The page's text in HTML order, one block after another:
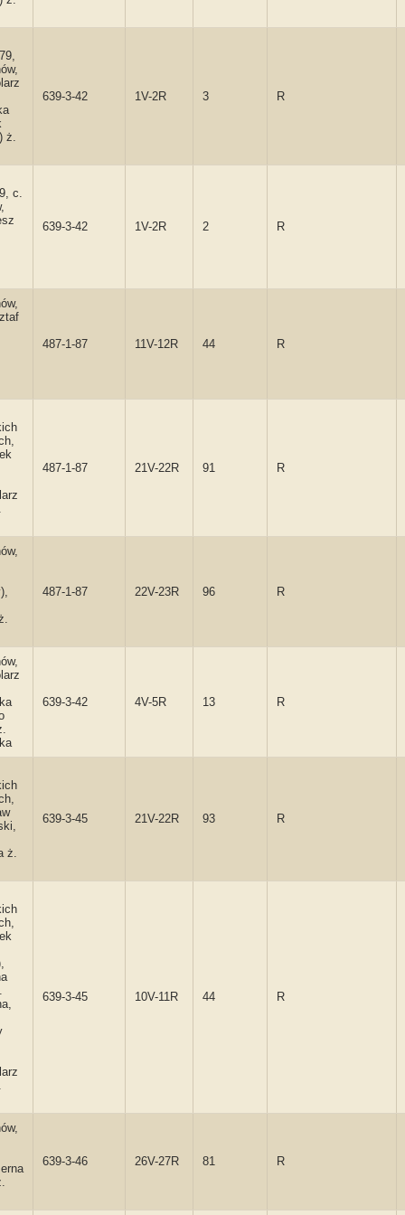
ż.
639-3-42 1V-2R 3 R
c.
639-3-42 1V-2R 2 R
487-1-87
11V-12R 44 R
487-1-87 21V-22R 91 R
487-1-87 22V-23R 96 R
639-3-42 4V-5R 13 R
ż.
639-3-45 21V-22R 93 R
639-3-45 10V-11R 44 R
639-3-46 26V-27R 81 R